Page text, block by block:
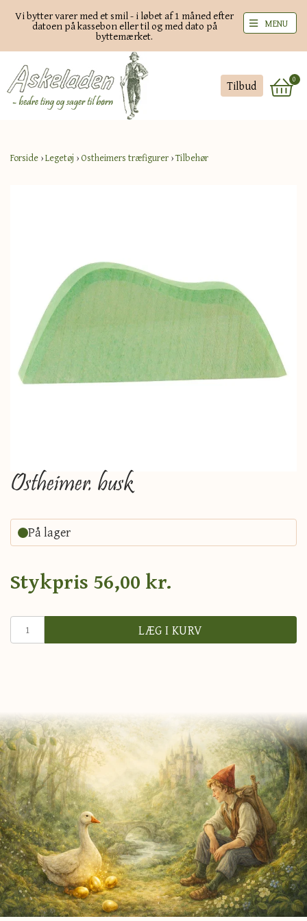
Vi bytter varer med et smil - i løbet af 1 måned efter
datoen på kassebon eller til og med dato på
byttemærket.
Tilbud 0
MENU
Forside ›Legetøj › Ostheimers træfigurer ›Tilbehør
Ostheimer. busk
På lager
Stykpris 56,00 kr.
LÆG I KURV